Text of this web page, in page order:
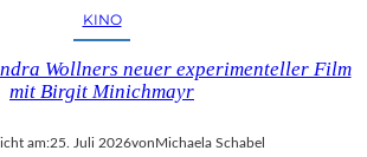
KINO
Wollners neuer experimenteller Film
mit Birgit Minichmayr
am:25. Juli 2026vonMichaela Schabel